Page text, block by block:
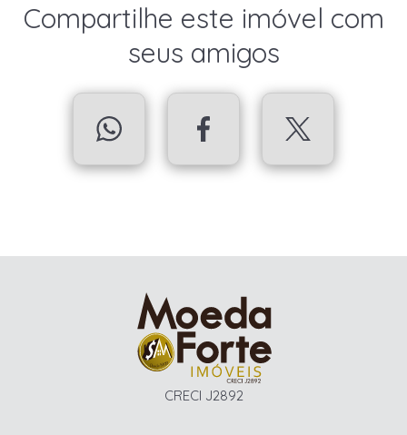
Compartilhe este imóvel com
seus amigos
CRECI J2892